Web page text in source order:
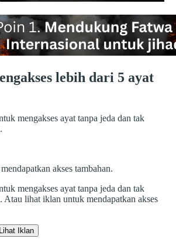
lebih dari 5 ayat
mengakses ayat tanpa jeda dan tak
akses tambahan.
mengakses ayat tanpa jeda dan tak
Atau lihat iklan untuk mendapatkan akses
Lihat Iklan